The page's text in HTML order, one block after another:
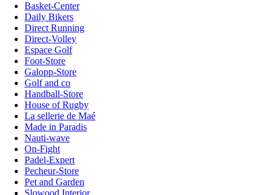
Basket-Center
Daily Bikers
Direct Running
Direct-Volley
Espace Golf
Foot-Store
Galopp-Store
Golf and co
Handball-Store
House of Rugby
La sellerie de Maé
Made in Paradis
Nauti-wave
On-Fight
Padel-Expert
Pecheur-Store
Pet and Garden
Slowood Interior